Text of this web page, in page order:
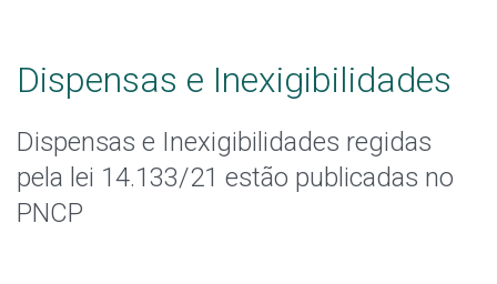
Dispensas e Inexigibilidades
Dispensas e Inexigibilidades regidas
pela lei 14.133/21 estão publicadas no
PNCP